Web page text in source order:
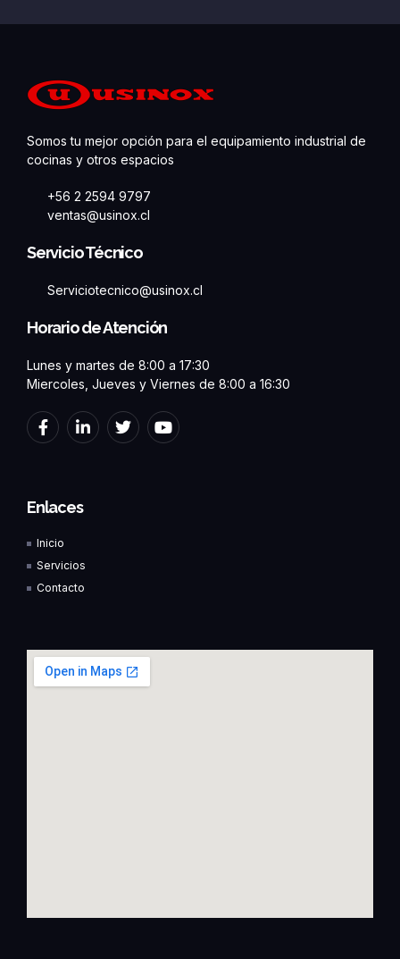
Somos tu mejor opción para el equipamiento industrial de
cocinas y otros espacios
+56 2 2594 9797
ventas@usinox.cl
Servicio Técnico
Serviciotecnico@usinox.cl
Horario de Atención
Lunes y martes de 8:00 a 17:30
Miercoles, Jueves y Viernes de 8:00 a 16:30
F
a
o
o
-
f
L
i
i
i
T
w
Y
o
Enlaces
Inicio
Servicios
Contacto